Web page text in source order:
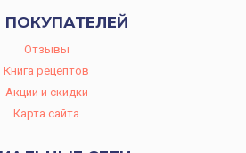
ПОКУПАТЕЛЕЙ
Отзывы
Книга рецептов
Акции и скидки
Карта сайта